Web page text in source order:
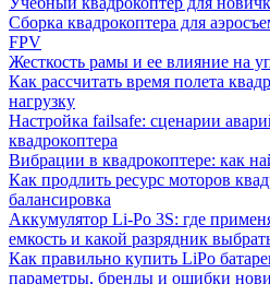
Сборка квадрокоптера для
FPV
Жесткость рамы и ее влияние на
Как рассчитать время полета
нагрузку
Настройка failsafe: сценарии
квадрокоптера
Вибрации в квадрокоптере: как
Как продлить ресурс моторов
балансировка
Аккумулятор Li-Po 3S: где
емкость и какой разрядник
Как правильно купить LiPo
параметры, бренды и ошибки